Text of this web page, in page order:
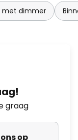
met dimmer
graag
op